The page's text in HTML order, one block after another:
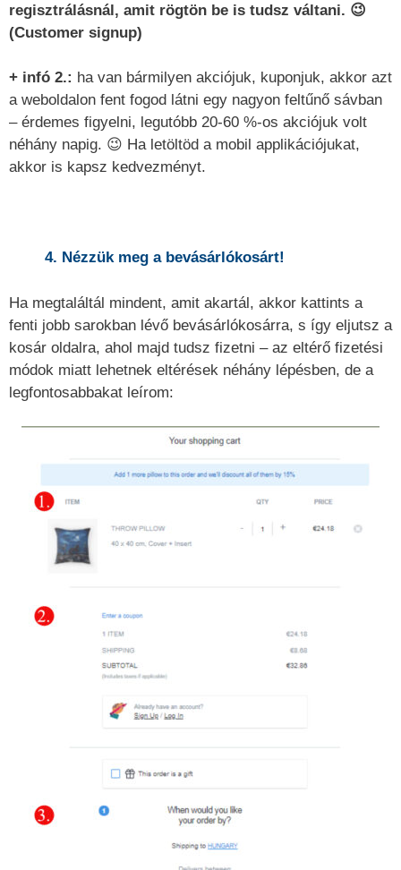
regisztrálásnál, amit rögtön be is tudsz váltani. 😉
(Customer signup)
+ infó 2.: ha van bármilyen akciójuk, kuponjuk, akkor azt
a weboldalon fent fogod látni egy nagyon feltűnő sávban
– érdemes figyelni, legutóbb 20-60 %-os akciójuk volt
néhány napig. 😉 Ha letöltöd a mobil applikációjukat,
akkor is kapsz kedvezményt.
4. Nézzük meg a bevásárlókosárt!
Ha megtaláltál mindent, amit akartál, akkor kattints a
fenti jobb sarokban lévő bevásárlókosárra, s így eljutsz a
kosár oldalra, ahol majd tudsz fizetni – az eltérő fizetési
módok miatt lehetnek eltérések néhány lépésben, de a
legfontosabbakat leírom: